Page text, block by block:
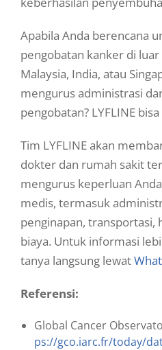
Apabila Anda berencana
pengobatan kanker di
Malaysia, India, atau
mengurus administrasi
pengobatan? LYFLINE
Tim LYFLINE akan
dokter dan rumah sakit
mengurus keperluan
medis, termasuk
penginapan, transportasi,
biaya. Untuk informasi
tanya langsung lewat
Referensi:
Global Cancer
ps://gco.iarc.fr/today/